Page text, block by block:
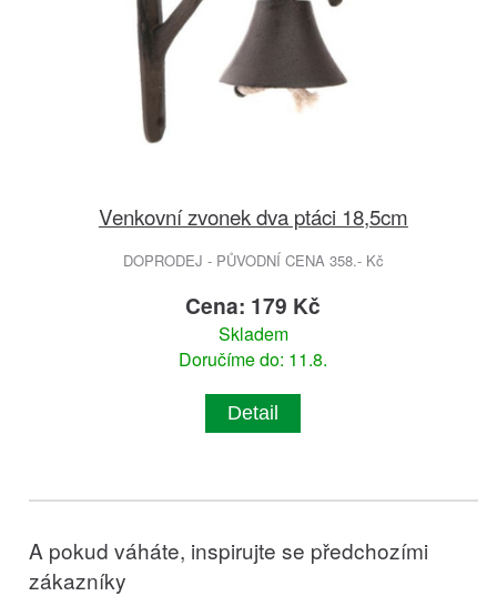
Venkovní zvonek dva ptáci 18,5cm
DOPRODEJ - PŮVODNÍ CENA 358.- Kč
Cena: 179 Kč
Skladem
Doručíme do: 11.8.
Detail
A pokud váháte, inspirujte se předchozími
zákazníky